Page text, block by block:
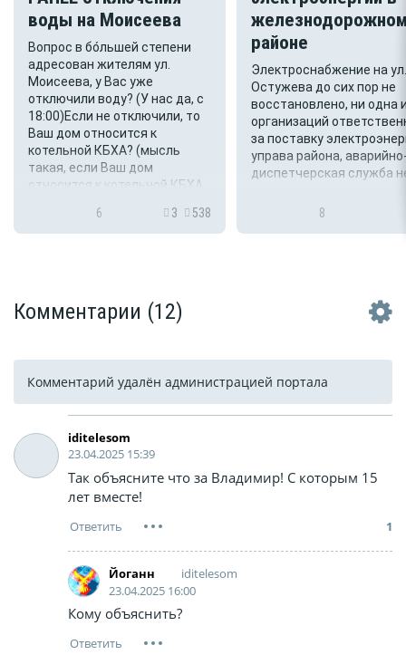
воды на Моисеева
Вопрос в бо́льшей степени
адресован жителям ул.
Моисеева, у Вас уже
отключили воду? (У нас да, с
18:00)Если не отключили, то
Ваш дом относится к
котельной КБХА? (мысль
такая, если Ваш дом
относится к котельной КБХА
6 3 538
районе
Электроснабжение на ул.
Остужева до сих пор не
восстановлено, ни одна
организаций
за поставку
управа района,
диспетчерская служба
по поводу причины
8
Комментарии (12)
Комментарий удалён администрацией портала
iditelesom
23.04.2025 15:39
Так объясните что за Владимир! С которым 15
лет вместе!
1
Йоганн
iditelesom
23.04.2025 16:00
Кому объяснить?